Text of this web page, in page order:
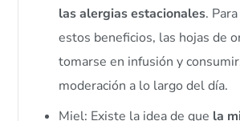
las alergias estacionales.
estos beneficios, las hojas de
tomarse en infusión y
moderación a lo largo del día.
Miel: Existe la idea de que la